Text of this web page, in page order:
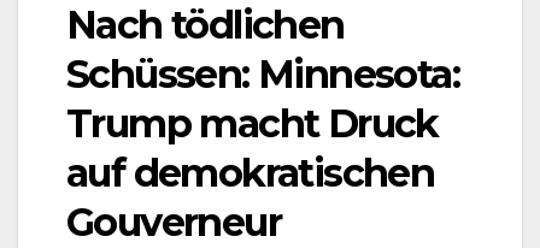
Nach tödlichen
Schüssen: Minnesota:
Trump macht Druck
auf demokratischen
Gouverneur